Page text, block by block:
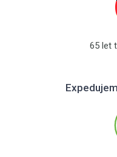
65 let